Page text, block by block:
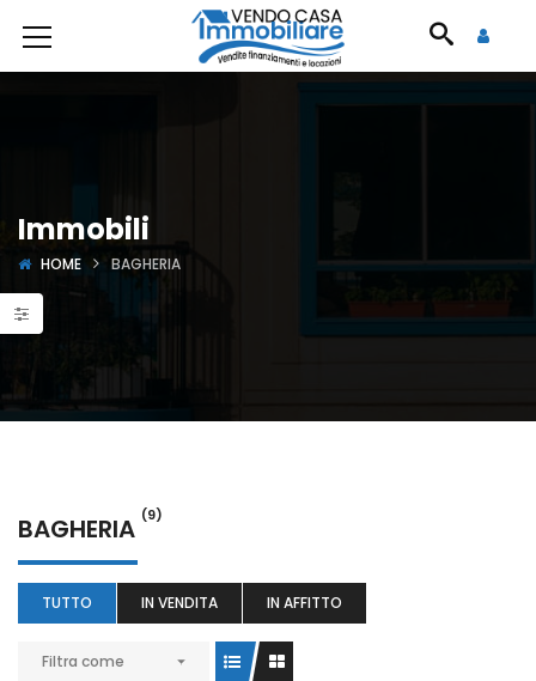
Immobili
HOME BAGHERIA
BAGHERIA (9)
TUTTO IN VENDITA IN AFFITTO
Filtra come